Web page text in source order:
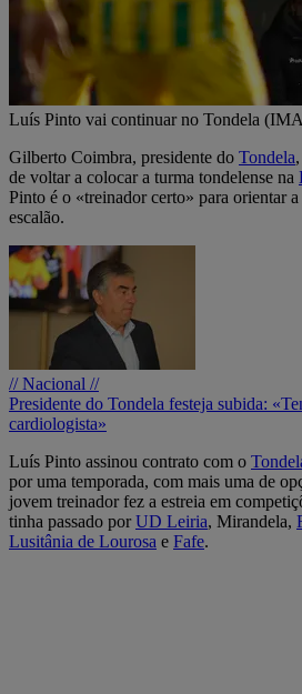
Luís Pinto vai continuar no Tondela
Gilberto Coimbra, presidente do Tondela
de voltar a colocar a turma tondelense na
Pinto é o «treinador certo» para orientar
escalão.
// Nacional //
Presidente do Tondela festeja subida:
cardiologista»
Luís Pinto assinou contrato com o
por uma temporada, com mais uma de
jovem treinador fez a estreia em
tinha passado porUD Leiria, Mirandela,
Lusitânia de Lourosa e Fafe.